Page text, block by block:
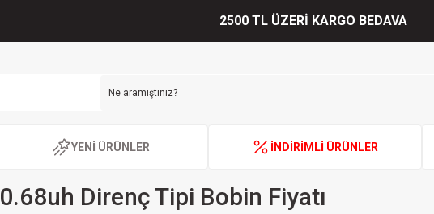
2500 TL ÜZERİ KARGO BEDAVA
YENİ ÜRÜNLER İNDİRİMLİ ÜRÜNLER
0.68uh Direnç Tipi Bobin Fiyatı